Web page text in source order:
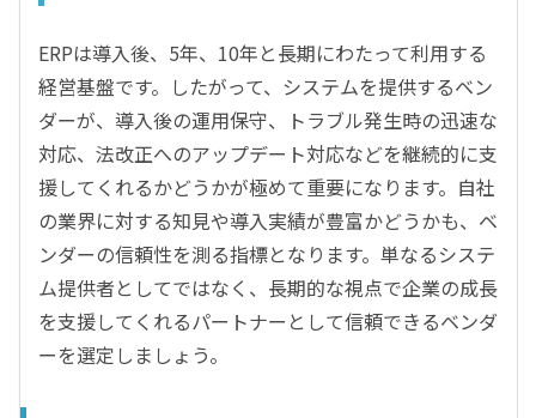
ERPは導入後、5年、10年と長期にわたって利用する
経営基盤です。したがって、システムを提供するベン
ダーが、導入後の運用保守、トラブル発生時の迅速な
対応、法改正へのアップデート対応などを継続的に支
援してくれるかどうかが極めて重要になります。自社
の業界に対する知見や導入実績が豊富かどうかも、ベ
ンダーの信頼性を測る指標となります。単なるシステ
ム提供者としてではなく、長期的な視点で企業の成長
を支援してくれるパートナーとして信頼できるベンダ
ーを選定しましょう。